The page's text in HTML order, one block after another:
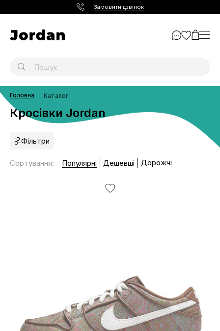
Замовити дзвінок
Головна Каталог
Кросівки Jordan
Фільтри
Сортування: Популярні Дешевші Дорожчі